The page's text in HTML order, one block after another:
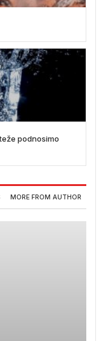
podnosimo
MORE FROM AUTHOR